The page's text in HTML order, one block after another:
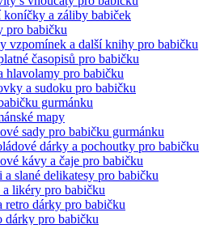
koníčky a záliby babiček
pro babičku
vzpomínek a další knihy pro babičku
časopisů pro babičku
hlavolamy pro babičku
a sudoku pro babičku
gurmánku
mapy
sady pro babičku gurmánku
dárky a pochoutky pro babičku
kávy a čaje pro babičku
slané delikatesy pro babičku
likéry pro babičku
retro dárky pro babičku
dárky pro babičku